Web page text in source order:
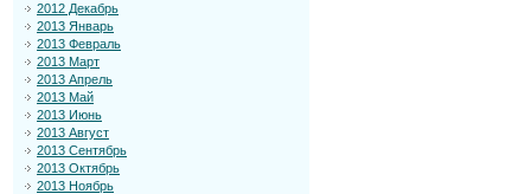
2012 Декабрь
2013 Январь
2013 Февраль
2013 Март
2013 Апрель
2013 Май
2013 Июнь
2013 Август
2013 Сентябрь
2013 Октябрь
2013 Ноябрь